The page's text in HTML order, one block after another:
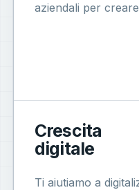
aziendali per
Crescita
digitale
Ti aiutiamo a